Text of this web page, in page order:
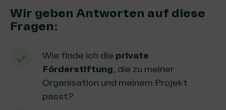
Wir geben Antworten auf diese
Fragen:
Wie finde ich die private
Förderstiftung, die zu meiner
Organisation und meinem Projekt
passt?